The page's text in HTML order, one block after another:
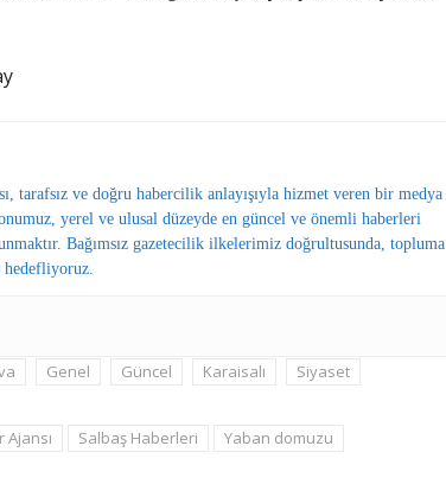
tarafsız ve doğru habercilik anlayışıyla hizmet veren bir medya
yerel ve ulusal düzeyde en güncel ve önemli haberleri
Bağımsız gazetecilik ilkelerimiz doğrultusunda, topluma
hedefliyoruz.
Genel Güncel Karaisalı
Siyaset
Ajansı Salbaş Haberleri Yaban domuzu